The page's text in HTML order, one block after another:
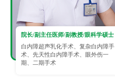
院长/副主任医师/副教授/眼科学硕士
白内障超声乳化手术、复杂白内障手
术、先天性白内障手术、眼外伤一
期、二期手术